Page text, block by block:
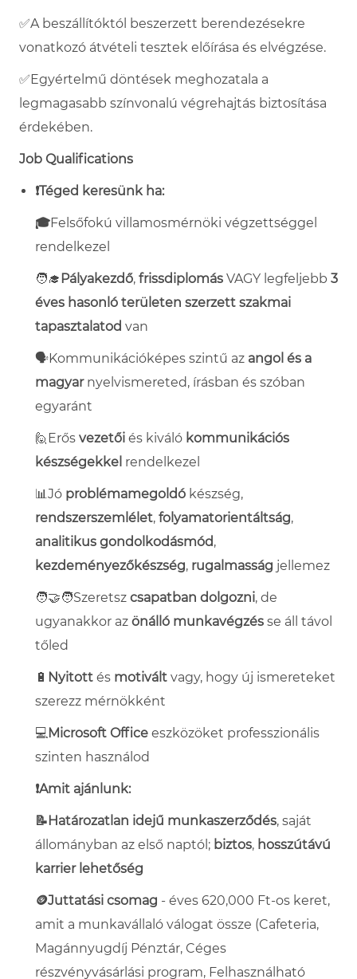
✅A beszállítóktól beszerzett berendezésekre
vonatkozó átvételi tesztek előírása és elvégzése.
✅Egyértelmű döntések meghozatala a
legmagasabb színvonalú végrehajtás biztosítása
érdekében.
Job Qualifications
❗Téged keresünk ha:
🎓Felsőfokú villamosmérnöki végzettséggel
rendelkezel
🧑‍🎓 Pályakezdő, frissdiplomás VAGY legfeljebb 3
éves hasonló területen szerzett szakmai
tapasztalatod van
🗣️Kommunikációképes szintű az angol és a
magyarnyelvismereted, írásban és szóban
egyaránt
🙋Erős vezetői és kiváló kommunikációs
készségekkel rendelkezel
📊Jó problémamegoldó készség,
rendszerszemlélet, folyamatorientáltság,
analitikus gondolkodásmód,
kezdeményezőkészség, rugalmasság jellemez
🧑‍🤝‍🧑Szeretsz csapatban dolgozni, de
ugyanakkor az önálló munkavégzés se áll távol
tőled
🔋 Nyitott és motivált vagy, hogy új ismereteket
szerezz mérnökként
💻Microsoft Office eszközöket professzionális
szinten használod
❗Amit ajánlunk:
📝Határozatlan idejű munkaszerződés, saját
állományban az első naptól; biztos, hosszútávú
karrier lehetőség
🪙Juttatási csomag - éves 620,000 Ft-os keret,
amit a munkavállaló válogat össze (Cafeteria,
Magánnyugdíj Pénztár, Céges
részvényvásárlási program, Felhasználható